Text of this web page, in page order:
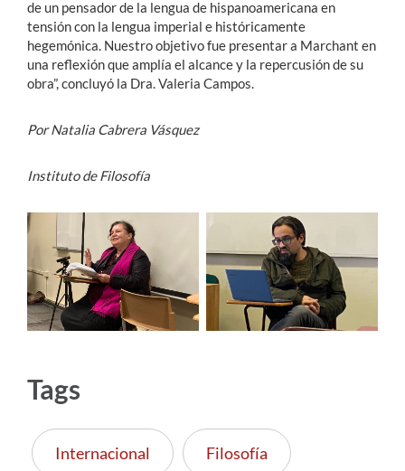
de un pensador de la lengua de hispanoamericana en
tensión con la lengua imperial e históricamente
hegemónica. Nuestro objetivo fue presentar a Marchant en
una reflexión que amplía el alcance y la repercusión de su
obra”, concluyó la Dra. Valeria Campos.
Por Natalia Cabrera Vásquez
Instituto de Filosofía
Tags
Internacional Filosofía